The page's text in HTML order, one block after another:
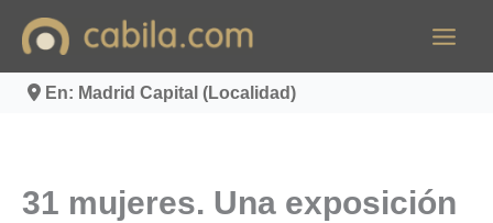
contenido
En: Madrid Capital (Localidad)
31 mujeres. Una exposición